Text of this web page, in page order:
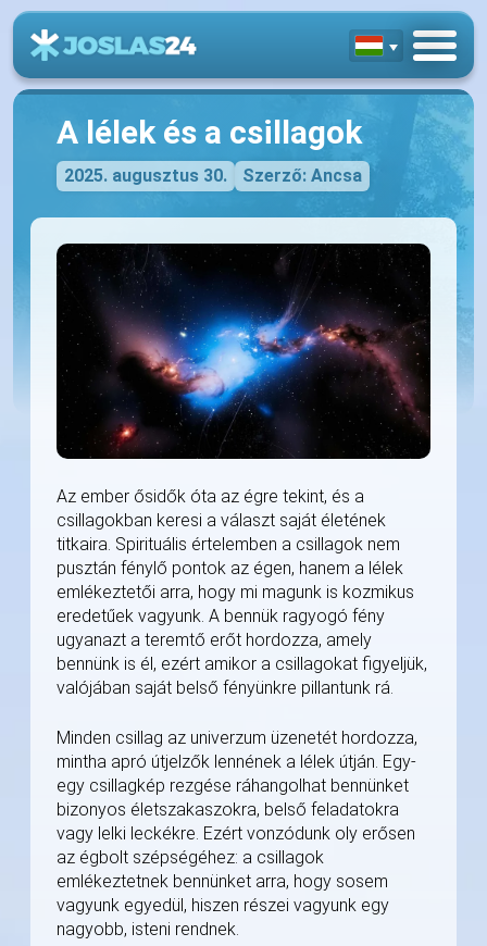
A lélek és a csillagok
2025. augusztus 30. Szerző: Ancsa
Az ember ősidők óta az égre tekint, és a
csillagokban keresi a választ saját életének
titkaira. Spirituális értelemben a csillagok nem
pusztán fénylő pontok az égen, hanem a lélek
emlékeztetői arra, hogy mi magunk is kozmikus
eredetűek vagyunk. A bennük ragyogó fény
ugyanazt a teremtő erőt hordozza, amely
bennünk is él, ezért amikor a csillagokat figyeljük,
valójában saját belső fényünkre pillantunk rá.
Minden csillag az univerzum üzenetét hordozza,
mintha apró útjelzők lennének a lélek útján. Egy-
egy csillagkép rezgése ráhangolhat bennünket
bizonyos életszakaszokra, belső feladatokra
vagy lelki leckékre. Ezért vonzódunk oly erősen
az égbolt szépségéhez: a csillagok
emlékeztetnek bennünket arra, hogy sosem
vagyunk egyedül, hiszen részei vagyunk egy
nagyobb, isteni rendnek.